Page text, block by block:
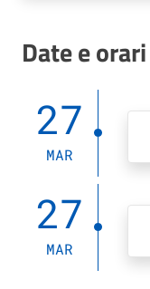
Date e orari
27
MAR
27
MAR